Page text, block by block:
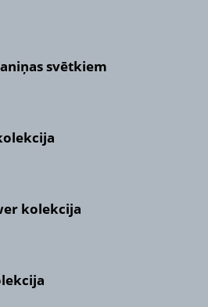
svētkiem
kolekcija